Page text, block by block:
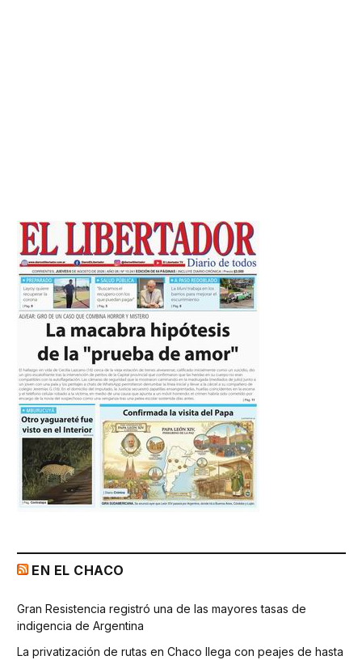
EN EL CHACO
Gran Resistencia registró una de las mayores tasas de
indigencia de Argentina
La privatización de rutas en Chaco llega con peajes de hasta